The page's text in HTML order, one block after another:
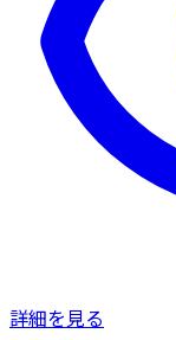
詳細を見る